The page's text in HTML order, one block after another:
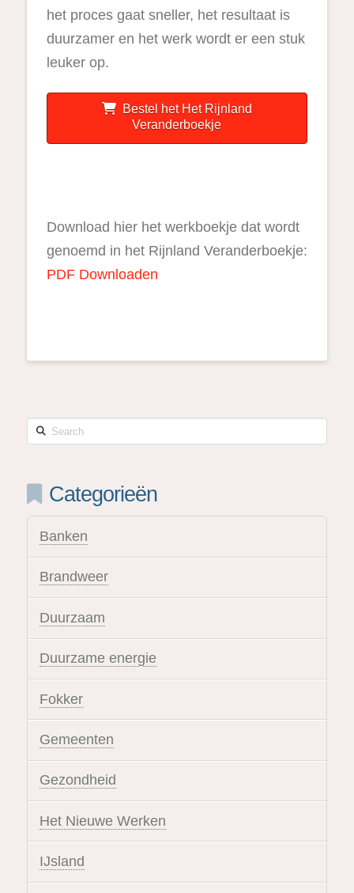
het proces gaat sneller, het resultaat is
duurzamer en het werk wordt er een stuk
leuker op.
Bestel het Het Rijnland
Veranderboekje
Download hier het werkboekje dat wordt
genoemd in het Rijnland Veranderboekje:
PDF Downloaden
Search
Categorieën
Banken
Brandweer
Duurzaam
Duurzame energie
Fokker
Gemeenten
Gezondheid
Het Nieuwe Werken
IJsland